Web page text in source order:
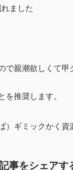
ました
で親潮欲しくて甲
を推奨します。
）ギミックかく資
事をシェアす